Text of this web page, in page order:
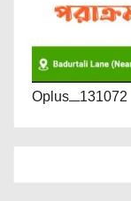
Oplus_131072